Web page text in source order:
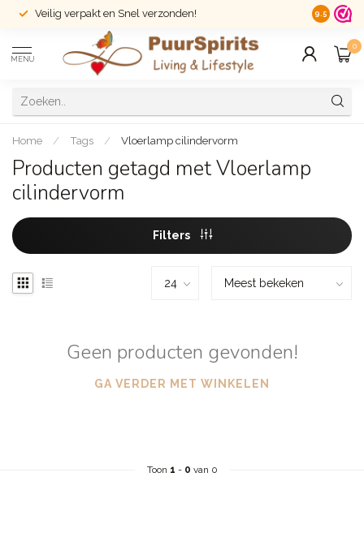
Veilig verpakt en Snel verzonden! 14 dagen
9.5
MENU
0
Home / Tags / Vloerlamp cilindervorm
Producten getagd met Vloerlamp
cilindervorm
Filters
Geen producten gevonden!
GA VERDER MET WINKELEN
Toon 1 - 0 van 0